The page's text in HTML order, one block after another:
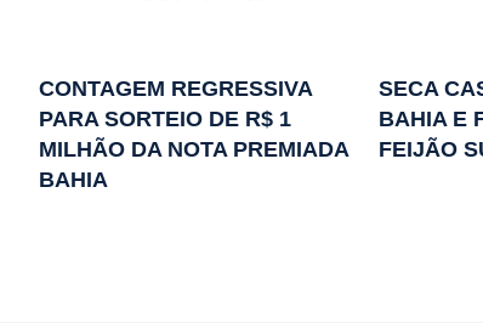
CONTAGEM REGRESSIVA
PARA SORTEIO DE R$ 1
MILHÃO DA NOTA PREMIADA
BAHIA
SECA
BAHIA E
FEIJÃO